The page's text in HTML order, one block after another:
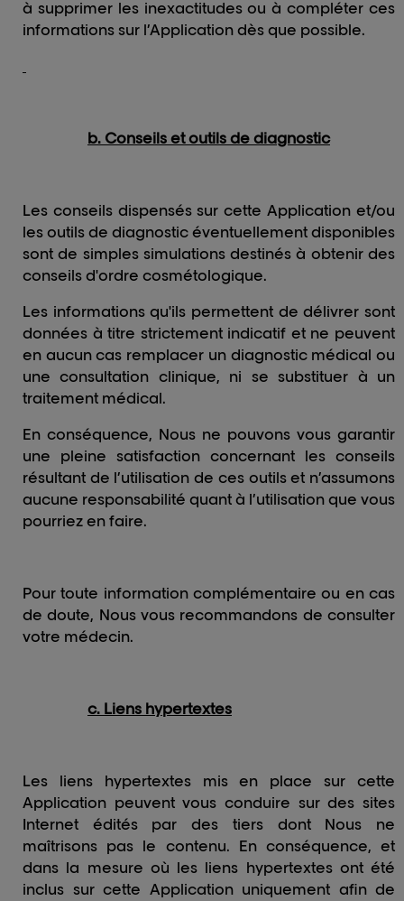
à supprimer les inexactitudes ou à compléter ces
informations sur l’Application dès que possible.
b. Conseils et outils de diagnostic
Les conseils dispensés sur cette Application et/ou
les outils de diagnostic éventuellement disponibles
sont de simples simulations destinés à obtenir des
conseils d'ordre cosmétologique.
Les informations qu'ils permettent de délivrer sont
données à titre strictement indicatif et ne peuvent
en aucun cas remplacer un diagnostic médical ou
une consultation clinique, ni se substituer à un
traitement médical.
En conséquence, Nous ne pouvons vous garantir
une pleine satisfaction concernant les conseils
résultant de l’utilisation de ces outils et n’assumons
aucune responsabilité quant à l’utilisation que vous
pourriez en faire.
Pour toute information complémentaire ou en cas
de doute, Nous vous recommandons de consulter
votre médecin.
c. Liens hypertextes
Les liens hypertextes mis en place sur cette
Application peuvent vous conduire sur des sites
Internet édités par des tiers dont Nous ne
maîtrisons pas le contenu. En conséquence, et
dans la mesure où les liens hypertextes ont été
inclus sur cette Application uniquement afin de